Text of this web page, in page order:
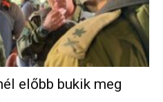
előbb bukik meg